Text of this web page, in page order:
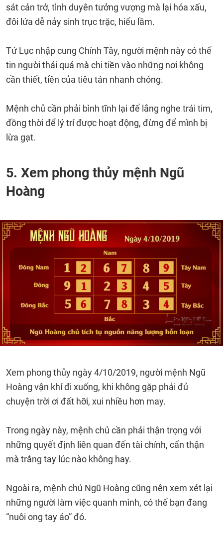
sát cản trở, tình duyên tưởng vượng mà lại hóa xấu,
đôi lứa dễ nảy sinh trục trặc, hiểu lầm.
Tứ Lục nhập cung Chính Tây, người mệnh này có thể
tin người thái quá mà chi tiền vào những nơi không
cần thiết, tiền của tiêu tán nhanh chóng.
Mệnh chủ cần phải bình tĩnh lại để lắng nghe trái tim,
đồng thời để lý trí được hoạt động, đừng để mình bị
lừa gạt.
5. Xem phong thủy mệnh Ngũ
Hoàng
Xem phong thủy ngày 4/10/2019, người mệnh Ngũ
Hoàng vận khí đi xuống, khi không gặp phải đủ
chuyện trời ơi đất hỡi, xui nhiều hơn may.
Trong ngày này, mệnh chủ cần phải thận trọng với
những quyết định liên quan đến tài chính, cẩn thận
mà trắng tay lúc nào không hay.
Ngoài ra, mệnh chủ Ngũ Hoàng cũng nên xem xét lại
những người làm việc quanh mình, có thể bạn đang
“nuôi ong tay áo” đó.